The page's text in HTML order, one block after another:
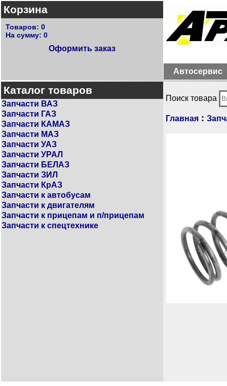
Корзина
Товаров: 0
На сумму: 0
Оформить заказ
Автосервис
Каталог товаров
Запчасти ВАЗ
Запчасти ГАЗ
Запчасти КАМАЗ
Запчасти МАЗ
Запчасти УАЗ
Запчасти УРАЛ
Запчасти БЕЛАЗ
Запчасти ЗИЛ
Запчасти КрАЗ
Запчасти к автобусам
Запчасти к двигателям
Запчасти к прицепам и п/прицепам
Запчасти к спецтехнике
Поиск товара
Главная :